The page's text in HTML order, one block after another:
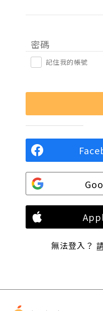
密碼
記住我的帳號
無法登入？